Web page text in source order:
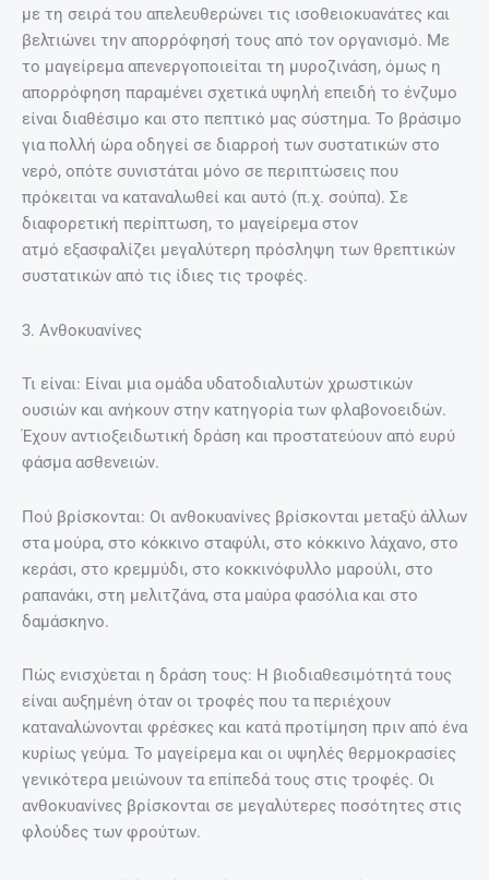
με τη σειρά του απελευθερώνει τις ισοθειοκυανάτες και
βελτιώνει την απορρόφησή τους από τον οργανισμό. Με
το μαγείρεμα απενεργοποιείται τη μυροζινάση, όμως η
απορρόφηση παραμένει σχετικά υψηλή επειδή το ένζυμο
είναι διαθέσιμο και στο πεπτικό μας σύστημα. Το βράσιμο
για πολλή ώρα οδηγεί σε διαρροή των συστατικών στο
νερό, οπότε συνιστάται μόνο σε περιπτώσεις που
πρόκειται να καταναλωθεί και αυτό (π.χ. σούπα). Σε
διαφορετική περίπτωση, το μαγείρεμα στον
ατμό εξασφαλίζει μεγαλύτερη πρόσληψη των θρεπτικών
συστατικών από τις ίδιες τις τροφές.
3. Ανθοκυανίνες
Τι είναι: Είναι μια ομάδα υδατοδιαλυτών χρωστικών
ουσιών και ανήκουν στην κατηγορία των φλαβονοειδών.
Έχουν αντιοξειδωτική δράση και προστατεύουν από ευρύ
φάσμα ασθενειών.
Πού βρίσκονται: Οι ανθοκυανίνες βρίσκονται μεταξύ άλλων
στα μούρα, στο κόκκινο σταφύλι, στο κόκκινο λάχανο, στο
κεράσι, στο κρεμμύδι, στο κοκκινόφυλλο μαρούλι, στο
ραπανάκι, στη μελιτζάνα, στα μαύρα φασόλια και στο
δαμάσκηνο.
Πώς ενισχύεται η δράση τους: Η βιοδιαθεσιμότητά τους
είναι αυξημένη όταν οι τροφές που τα περιέχουν
καταναλώνονται φρέσκες και κατά προτίμηση πριν από ένα
κυρίως γεύμα. Το μαγείρεμα και οι υψηλές θερμοκρασίες
γενικότερα μειώνουν τα επίπεδά τους στις τροφές. Οι
ανθοκυανίνες βρίσκονται σε μεγαλύτερες ποσότητες στις
φλούδες των φρούτων.